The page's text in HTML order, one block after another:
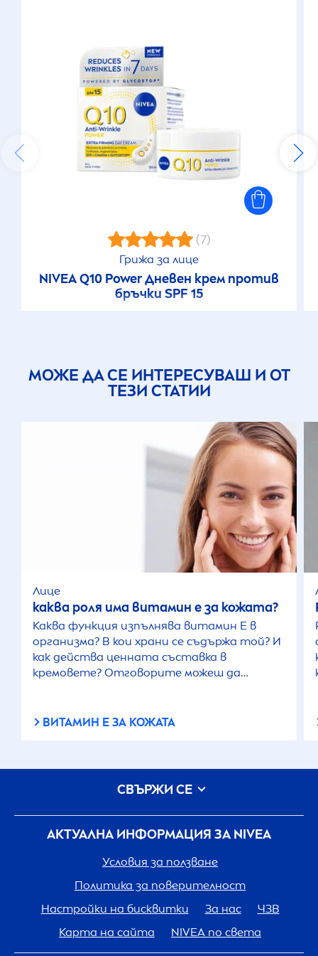
(7)
Грижа за лице
NIVEAQ10 Power Дневен крем против
бръчки SPF 15
МОЖЕ ДА СЕ ИНТЕРЕСУВАШ И ОТ
ТЕЗИ СТАТИИ
Лице
каква роля има витамин е за кожата?
Каква функция изпълнява витамин Е в
организма? В кои храни се съдържа той? И
как действа ценната съставка в
кремовете? Отговорите можеш да
ВИТАМИН Е ЗА КОЖАТА
АКТУАЛНА ИНФОРМАЦИЯ ЗА NIVEA
Условия за ползване
Политика за поверителност
Настройки на бисквитки
За нас
ЧЗВ
Карта на сайта
NIVEA по света
СВЪРЖИ СЕ